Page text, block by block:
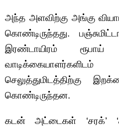
அந்த அளவிற்கு அங்கு
கொண்டிருந்தது.
இரண்டாயிரம்
செலுத்துமிடத்திற்கு
கொண்டிருந்தன.
கடன் அட்டைகள் ‘சரக்’